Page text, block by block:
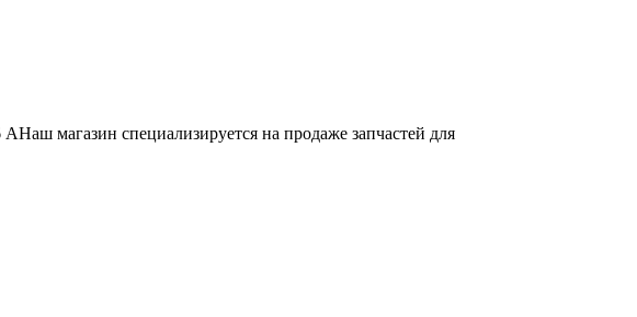
магазин специализируется на продаже запчастей для